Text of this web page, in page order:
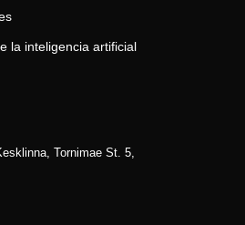
la inteligencia artificial
Tornimаe St. 5,